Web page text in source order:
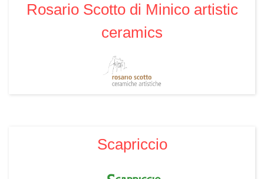
Rosario Scotto di Minico artistic
ceramics
Scapriccio